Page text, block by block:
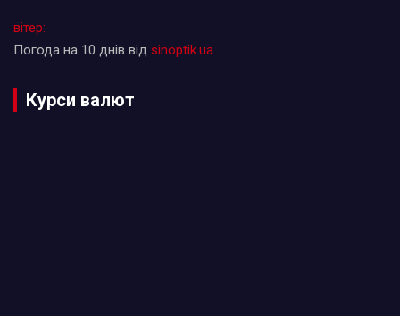
вітер:
Погода на 10 днів від sinoptik.ua
Курси валют